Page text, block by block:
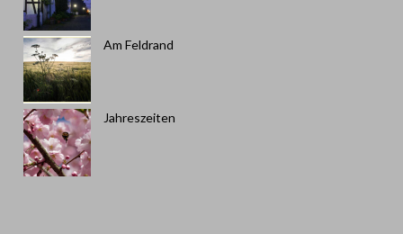
Am Feldrand
Jahreszeiten